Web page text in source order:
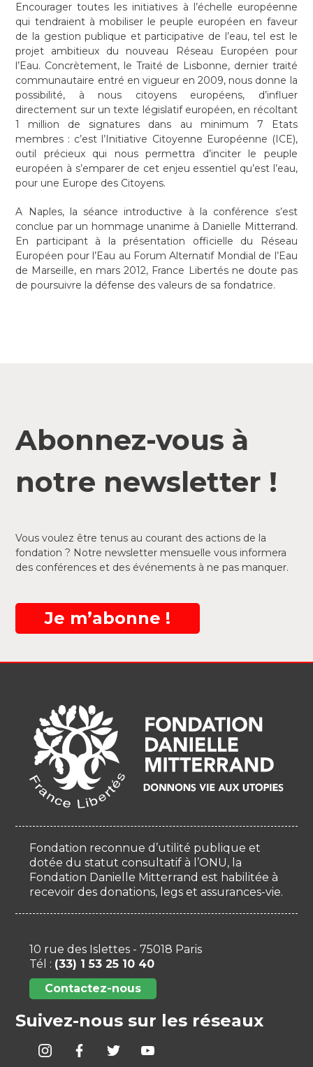
Encourager toutes les initiatives à l’échelle européenne
qui tendraient à mobiliser le peuple européen en faveur
de la gestion publique et participative de l’eau, tel est le
projet ambitieux du nouveau Réseau Européen pour
l’Eau. Concrètement, le Traité de Lisbonne, dernier traité
communautaire entré en vigueur en 2009, nous donne la
possibilité, à nous citoyens européens, d’influer
directement sur un texte législatif européen, en récoltant
1 million de signatures dans au minimum 7 Etats
membres : c’est l’Initiative Citoyenne Européenne (ICE),
outil précieux qui nous permettra d’inciter le peuple
européen à s’emparer de cet enjeu essentiel qu’est l’eau,
pour une Europe des Citoyens.
A Naples, la séance introductive à la conférence s’est
conclue par un hommage unanime à Danielle Mitterrand.
En participant à la présentation officielle du Réseau
Européen pour l’Eau au Forum Alternatif Mondial de l’Eau
de Marseille, en mars 2012, France Libertés ne doute pas
de poursuivre la défense des valeurs de sa fondatrice.
Abonnez-vous à
notre newsletter !
Vous voulez être tenus au courant des actions de la
fondation ? Notre newsletter mensuelle vous informera
des conférences et des événements à ne pas manquer.
Je m’abonne !
Fondation reconnue d’utilité publique et
dotée du statut consultatif à l’ONU, la
Fondation Danielle Mitterrand est habilitée à
recevoir des donations, legs et assurances-vie.
10 rue des Islettes - 75018 Paris
Tél : (33) 1 53 25 10 40
Contactez-nous
Suivez-nous sur les réseaux